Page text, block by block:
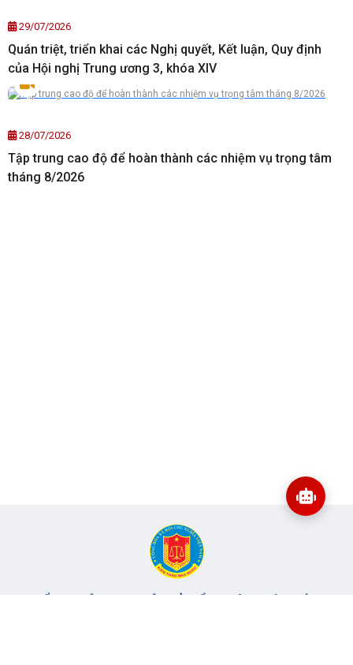
29/07/2026
Quán triệt, triển khai các Nghị quyết, Kết luận, Quy định
của Hội nghị Trung ương 3, khóa XIV
28/07/2026
Tập trung cao độ để hoàn thành các nhiệm vụ trọng tâm
tháng 8/2026